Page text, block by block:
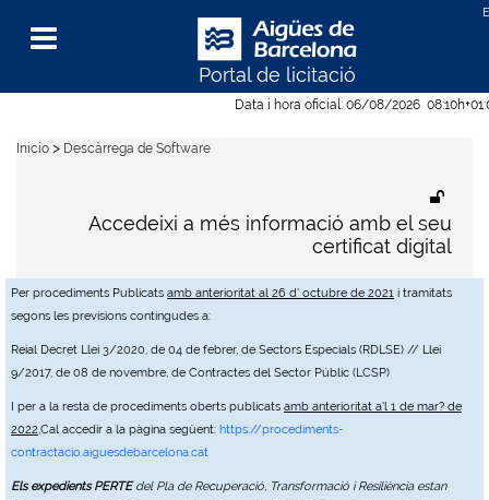
Data i hora oficial: 06/08/2026 08:10h
Per procediments Publicats amb anterioritat al 26 d' octubre de 2021 i tramitats
segons les previsions contingudes a:
Reial Decret Llei 3/2020, de 04 de febrer, de Sectors Especials (RDLSE) // Llei
9/2017, de 08 de novembre, de Contractes del Sector Públic (LCSP)
I per a la resta de procediments oberts publicats amb anterioritat a'l 1 de mar? de
2022,Cal accedir a la pàgina següent: https://procediments-
contractacio.aiguesdebarcelona.cat
Els expedients PERTEdel Pla de Recuperació, Transformació i Resiliència estan
Portal de licitació
Menu
Accedeixi a més informació amb el seu
certificat digital
Inicio > Descàrrega de Software